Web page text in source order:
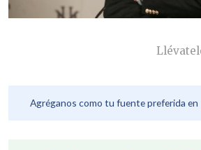
Agréganos como tu fuente preferida en